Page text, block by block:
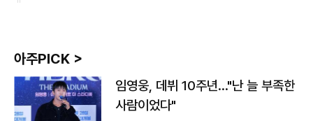
아주PICK >
임영웅, 데뷔 10주년…"난 늘 부족한
사람이었다"